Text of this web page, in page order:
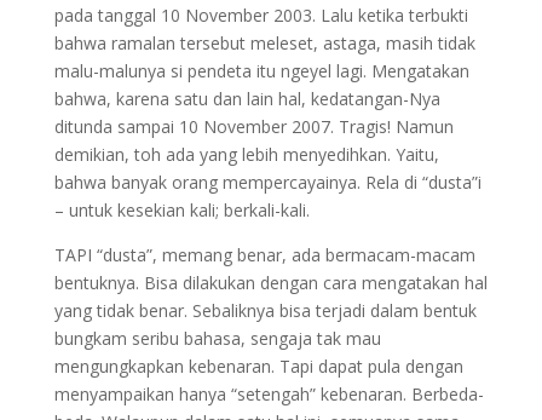
pada tanggal 10 November 2003. Lalu ketika terbukti
bahwa ramalan tersebut meleset, astaga, masih tidak
malu-malunya si pendeta itu ngeyel lagi. Mengatakan
bahwa, karena satu dan lain hal, kedatangan-Nya
ditunda sampai 10 November 2007. Tragis! Namun
demikian, toh ada yang lebih menyedihkan. Yaitu,
bahwa banyak orang mempercayainya. Rela di “dusta”i
– untuk kesekian kali; berkali-kali.
TAPI “dusta”, memang benar, ada bermacam-macam
bentuknya. Bisa dilakukan dengan cara mengatakan hal
yang tidak benar. Sebaliknya bisa terjadi dalam bentuk
bungkam seribu bahasa, sengaja tak mau
mengungkapkan kebenaran. Tapi dapat pula dengan
menyampaikan hanya “setengah” kebenaran. Berbeda-